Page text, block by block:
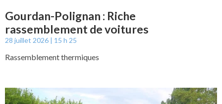
Gourdan-Polignan : Riche
rassemblement de voitures
28 juillet 2026 15 h 25
Rassemblement thermiques